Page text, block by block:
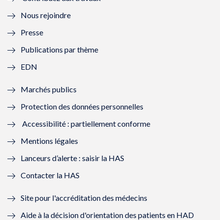
l
f
n
ê
t
r
e
)
e
n
ê
r
)
ê
t
e
ê
)
Nous rejoindre
Presse
Publications par thème
EDN
Marchés publics
Protection des données personnelles
Accessibilité : partiellement conforme
Mentions légales
Lanceurs d’alerte : saisir la HAS
Contacter la HAS
Site pour l'accréditation des médecins
Aide à la décision d'orientation des patients en HAD